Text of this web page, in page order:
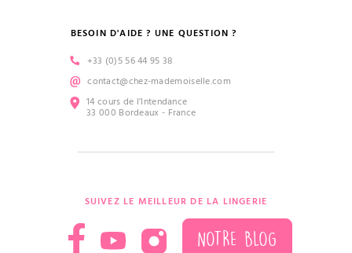
BESOIN D'AIDE ? UNE QUESTION ?
+33 (0)5 56 44 95 38
contact@chez-mademoiselle.com
14 cours de l’Intendance
33 000 Bordeaux - France
SUIVEZ LE MEILLEUR DE LA LINGERIE
NOTRE BLOG